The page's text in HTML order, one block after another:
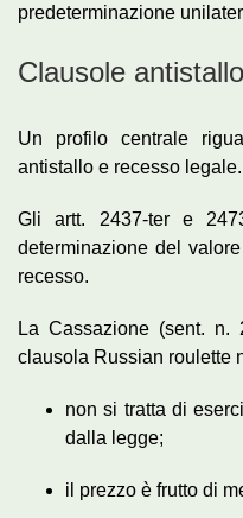
predeterminazione
Clausole
Un profilo centrale
antistallo e recesso legale.
Gli artt. 2437-ter e
determinazione del
recesso.
La Cassazione (sent. n.
clausola Russian roulette
non si tratta di
dalla legge;
il prezzo è frutto di